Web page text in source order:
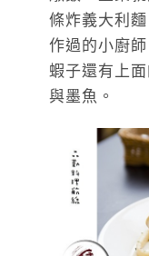
條炸義大利
作過的小廚
蝦子還有上
與墨魚。